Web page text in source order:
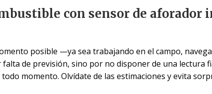
con sensor de aforador
posible —ya sea trabajando en el campo,
de previsión, sino por no disponer de una lectura
momento. Olvídate de las estimaciones y evita